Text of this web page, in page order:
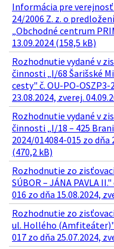
Informácia pre verejnosť
24/2006 Z. z. o
„Obchodné centrum
13.09.2024 (158,5 kB)
Rozhodnutie vydané v
činnosti „I/68 Šarišské
cesty" č. OU-PO-
23.08.2024, zverej.
Rozhodnutie vydané v
činnosti „I/18 – 425
2024/014084-015 zo dňa
(470,2 kB)
Rozhodnutie zo
SÚBOR – JÁNA PAVLA
016 zo dňa 15.08.2024,
Rozhodnutie zo
ul. Hollého (Amfiteáter)"
017 zo dňa 25.07.2024,